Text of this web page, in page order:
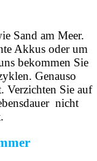
Sand am Meer.
Akkus oder um
bekommen Sie
Genauso
Verzichten Sie auf
nicht